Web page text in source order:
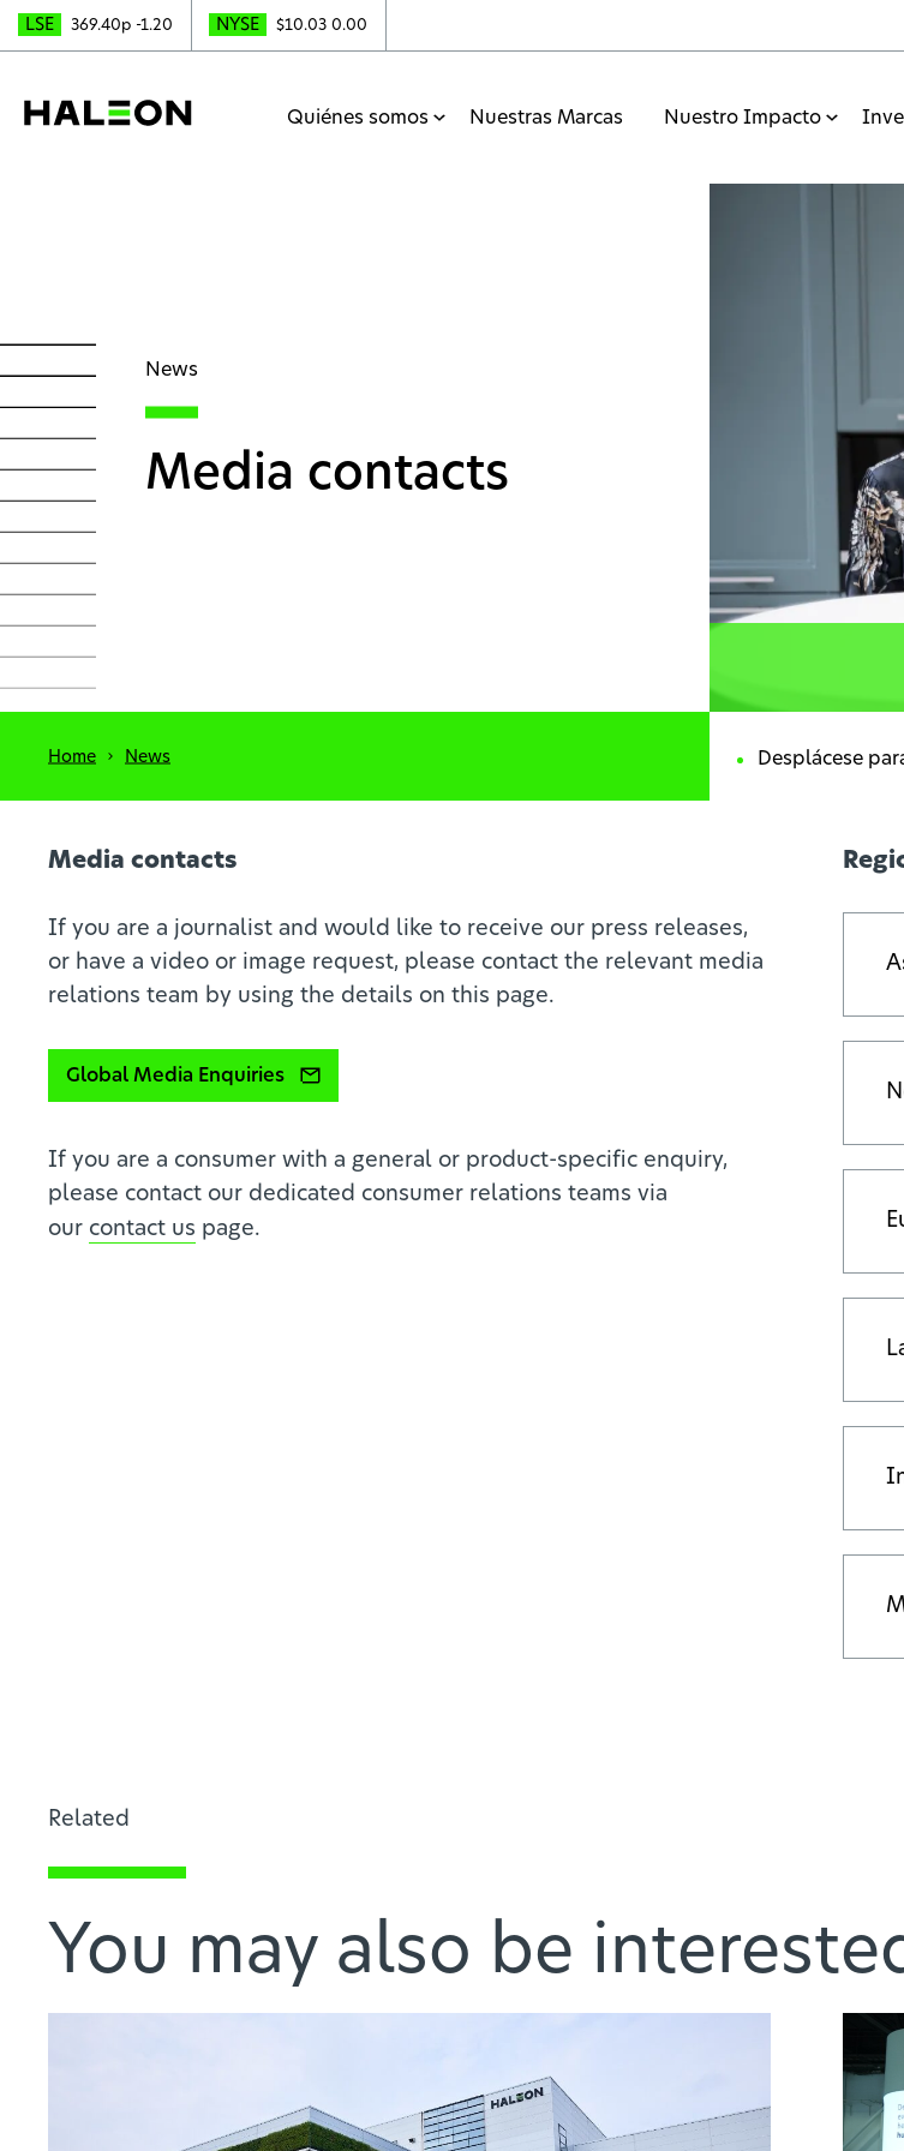
LSE 369.40p -1.20 NYSE $10.03 0.00
Quiénes somos Nuestras Marcas Nuestro Impacto
News
Media contacts
Home News
Media contacts
If you are a journalist and would like to receive our press releases,
or have a video or image request, please contact the relevant media
relations team by using the details on this page.
Global Media Enquiries
If you are a consumer with a general or product-specific enquiry,
please contact our dedicated consumer relations teams via
our contact us page.
Related
You may also be